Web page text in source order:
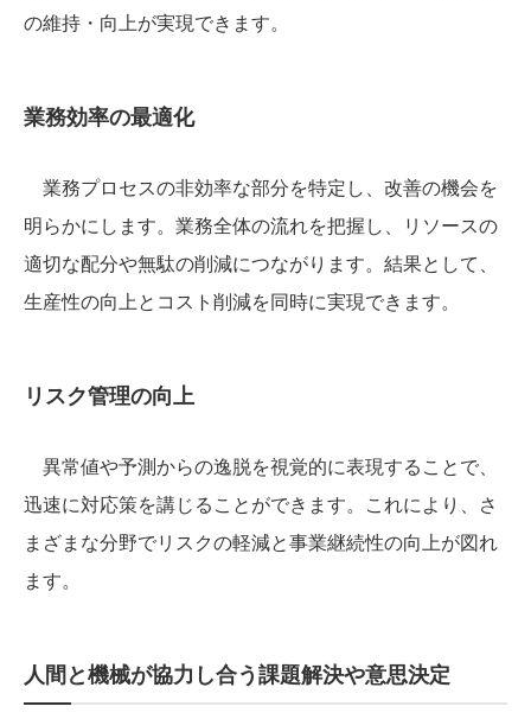
の維持・向上が実現できます。
業務効率の最適化
業務プロセスの非効率な部分を特定し、改善の機会を
明らかにします。業務全体の流れを把握し、リソースの
適切な配分や無駄の削減につながります。結果として、
生産性の向上とコスト削減を同時に実現できます。
リスク管理の向上
異常値や予測からの逸脱を視覚的に表現することで、
迅速に対応策を講じることができます。これにより、さ
まざまな分野でリスクの軽減と事業継続性の向上が図れ
ます。
人間と機械が協力し合う課題解決や意思決定